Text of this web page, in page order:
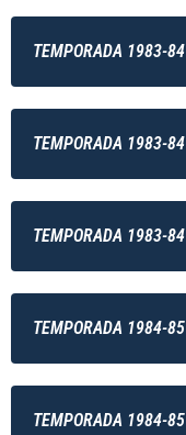
TEMPORADA 1983-84
TEMPORADA 1983-84
TEMPORADA 1983-84
TEMPORADA 1984-85
TEMPORADA 1984-85